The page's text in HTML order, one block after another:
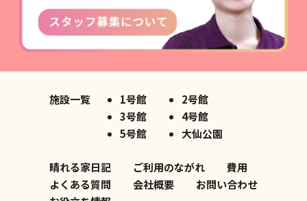
施設一覧 1号館
2号館
3号館
4号館
5号館
大仙公園
晴れる家日記 ご利用のながれ
費用
よくある質問
会社概要
お問い合わせ